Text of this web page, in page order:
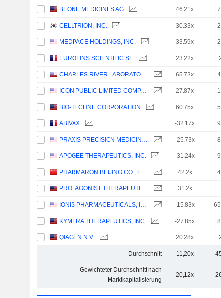
BEONE MEDICINES AG 46.21x
CELLTRION, INC. 30.33x
MEDPACE HOLDINGS, INC. 33.59x
EUROFINS SCIENTIFIC SE 23.22x
CHARLES RIVER LABORATORIES INTERNATIONAL, INC. 65.72x
ICON PUBLIC LIMITED COMPANY 27.87x
BIO-TECHNE CORPORATION 60.75x
ABIVAX -32.17x
PRAXIS PRECISION MEDICINES, INC. -25.73x
APOGEE THERAPEUTICS, INC. -31.24x
PHARMARON BEIJING CO., LTD. 42.2x
PROTAGONIST THERAPEUTICS, INC. 31.2x
IONIS PHARMACEUTICALS, INC. -15.83x
KYMERA THERAPEUTICS, INC. -27.85x
QIAGEN N.V. 20.28x
Durchschnitt 11,20x
Gewichteter Durchschnitt nach
Marktkapitalisierung
20,12x